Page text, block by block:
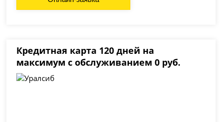
Кредитная карта 120 дней на
максимум с обслуживанием 0 руб.